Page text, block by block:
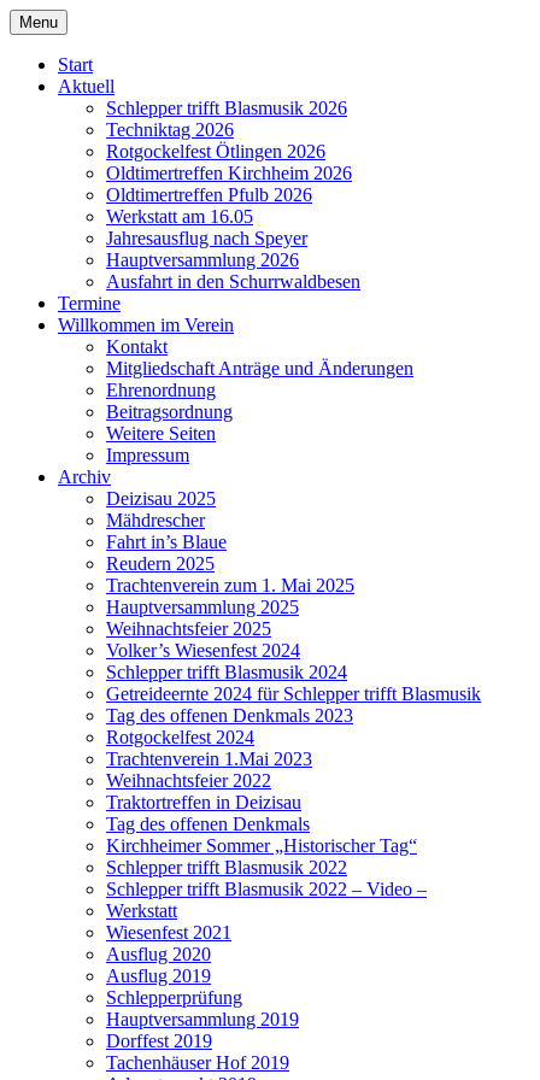
Menu Skip
to
content
Start
Aktuell
Schlepper trifft Blasmusik 2026
Techniktag 2026
Rotgockelfest Ötlingen 2026
Oldtimertreffen Kirchheim 2026
Oldtimertreffen Pfulb 2026
Werkstatt am 16.05
Jahresausflug nach Speyer
Hauptversammlung 2026
Ausfahrt in den Schurrwaldbesen
Termine
Willkommen im Verein
Kontakt
Mitgliedschaft Anträge und Änderungen
Ehrenordnung
Beitragsordnung
Weitere Seiten
Impressum
Archiv
Deizisau 2025
Mähdrescher
Fahrt in’s Blaue
Reudern 2025
Trachtenverein zum 1. Mai 2025
Hauptversammlung 2025
Weihnachtsfeier 2025
Volker’s Wiesenfest 2024
Schlepper trifft Blasmusik 2024
Getreideernte 2024 für Schlepper trifft Blasmusik
Tag des offenen Denkmals 2023
Rotgockelfest 2024
Trachtenverein 1.Mai 2023
Weihnachtsfeier 2022
Traktortreffen in Deizisau
Tag des offenen Denkmals
Kirchheimer Sommer „Historischer Tag“
Schlepper trifft Blasmusik 2022
Schlepper trifft Blasmusik 2022 – Video –
Werkstatt
Wiesenfest 2021
Ausflug 2020
Ausflug 2019
Schlepperprüfung
Hauptversammlung 2019
Dorffest 2019
Tachenhäuser Hof 2019